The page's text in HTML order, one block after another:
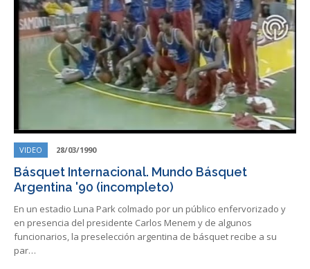
VIDEO 28/03/1990
Básquet Internacional. Mundo Básquet
Argentina '90 (incompleto)
En un estadio Luna Park colmado por un público enfervorizado y
en presencia del presidente Carlos Menem y de algunos
funcionarios, la preselección argentina de básquet recibe a su
par…